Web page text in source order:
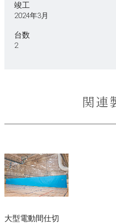
竣工
2024年3月
台数
2
関連
大型電動間仕切